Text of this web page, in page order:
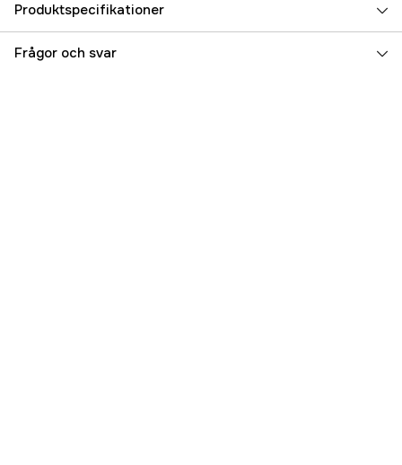
Produktspecifikationer
Referensnummer 1000871659
Frågor och svar